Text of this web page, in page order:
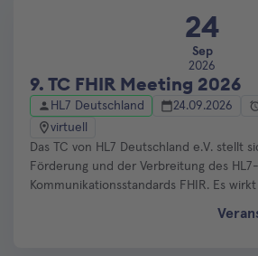
24
Sep
2026
9. TC FHIR Meeting 2026
HL7 Deutschland 24.09.2026
virtuell
Das TC von HL7 Deutschland e.V. stellt
Förderung und der Verbreitung des HL7-
Kommunikationsstandards FHIR. Es
abgestimmte Anwendung und